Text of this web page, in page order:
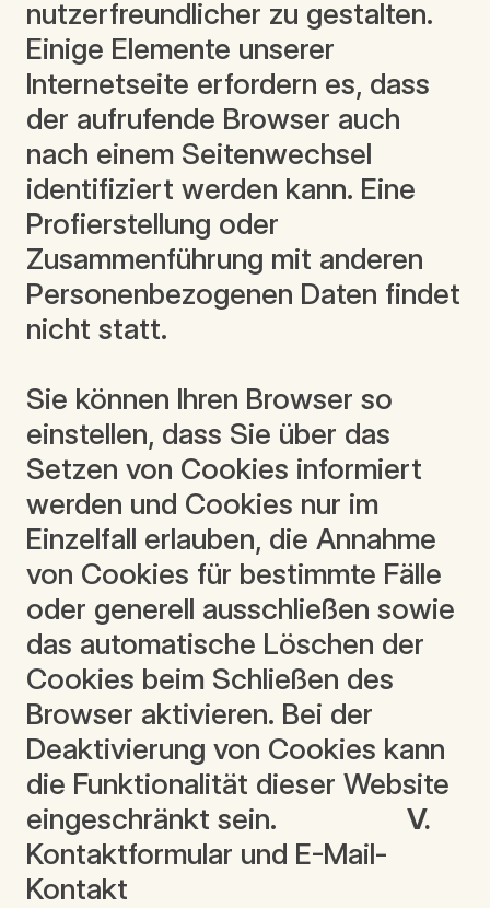
nutzerfreundlicher zu gestalten.
Einige Elemente unserer
Internetseite erfordern es, dass
der aufrufende Browser auch
nach einem Seitenwechsel
identifiziert werden kann. Eine
Profierstellung oder
Zusammenführung mit anderen
Personenbezogenen Daten findet
nicht statt.
Sie können Ihren Browser so
einstellen, dass Sie über das
Setzen von Cookies informiert
werden und Cookies nur im
Einzelfall erlauben, die Annahme
von Cookies für bestimmte Fälle
oder generell ausschließen sowie
das automatische Löschen der
Cookies beim Schließen des
Browser aktivieren. Bei der
Deaktivierung von Cookies kann
die Funktionalität dieser Website
eingeschränkt sein. V.
Kontaktformular und E-Mail-
Kontakt